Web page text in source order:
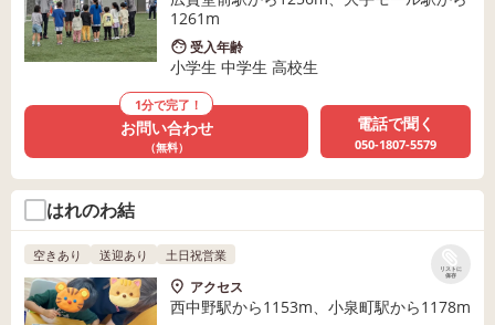
1261m
受入年齢
小学生 中学生 高校生
1分で完了！
お問い合わせ
（無料）
電話で聞く
050-1807-5579
はれのわ結
リストに
保存
空きあり 送迎あり 土日祝営業
アクセス
西中野駅から1153m、小泉町駅から1178m